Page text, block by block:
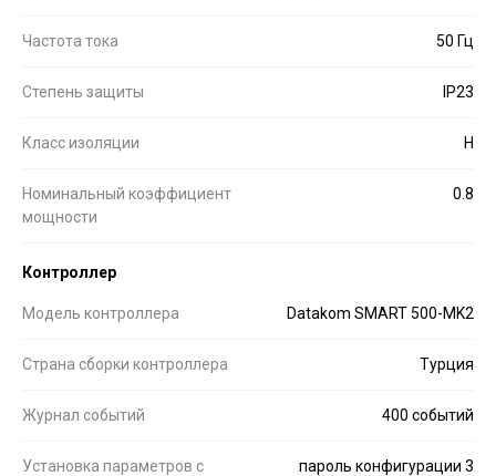
Частота тока 50 Гц
Степень защиты IP23
Класс изоляции H
Номинальный коэффициент
мощности
0.8
Контроллер
Модель контроллера Datakom SMART 500-MK2
Страна сборки контроллера Турция
Журнал событий 400 событий
Установка параметров с
пароль конфигурации 3